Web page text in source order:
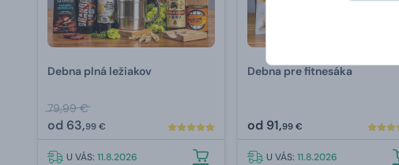
Debna plná ležiakov
79,99 €
od 63,99 €
U VÁS: 11.8.2026
Debna pre fitnesáka
od 91,99 €
U VÁS: 11.8.2026